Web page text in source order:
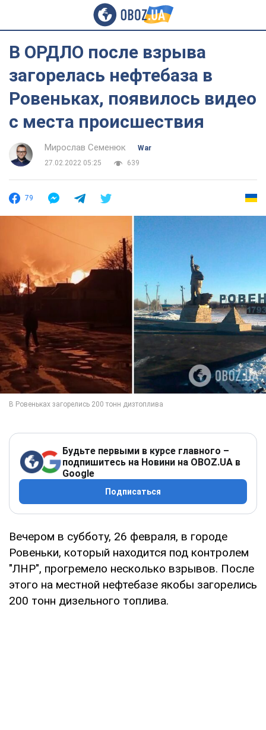
В ОРДЛО после взрыва
загорелась нефтебаза в
Ровеньках, появилось видео
с места происшествия
Мирослав Семенюк
War
27.02.2022 05:25
639
79
Будьте первыми в курсе главного –
подпишитесь на Новини на OBOZ.UA в
Google
Подписаться
Вечером в субботу, 26 февраля, в городе
Ровеньки, который находится под контролем
"ЛНР", прогремело несколько взрывов. После
этого на местной нефтебазе якобы загорелись
200 тонн дизельного топлива.